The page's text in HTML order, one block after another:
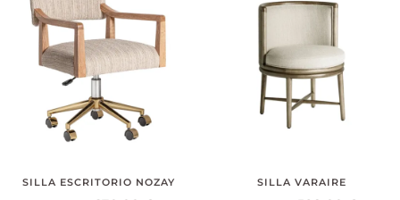
SILLA ESCRITORIO NOZAY
SILLA VARAIRE